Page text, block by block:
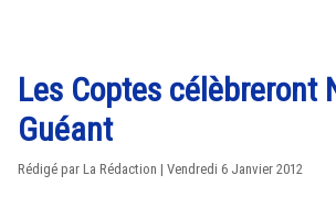
Les Coptes célèbreront
Guéant
Rédigé par La Rédaction | Vendredi 6 Janvier 2012